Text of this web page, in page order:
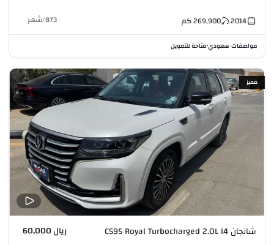
2014
269,900كم 873
/شهر
مواصفات سعودي•متاحة للتمويل
مميز
شانجان CS95 Royal Turbocharged 2.0L I4 ريال 60,000